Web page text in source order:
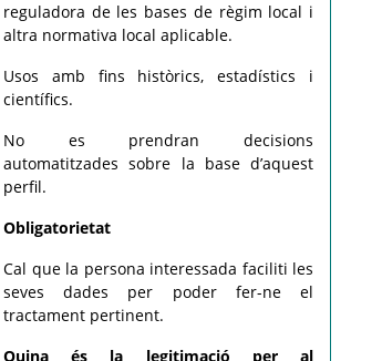
reguladora de les bases de règim local i
altra normativa local aplicable.
Usos amb fins històrics, estadístics i
científics.
No es prendran decisions
automatitzades sobre la base d’aquest
perfil.
Obligatorietat
Cal que la persona interessada faciliti les
seves dades per poder fer-ne el
tractament pertinent.
Quina és la legitimació per al